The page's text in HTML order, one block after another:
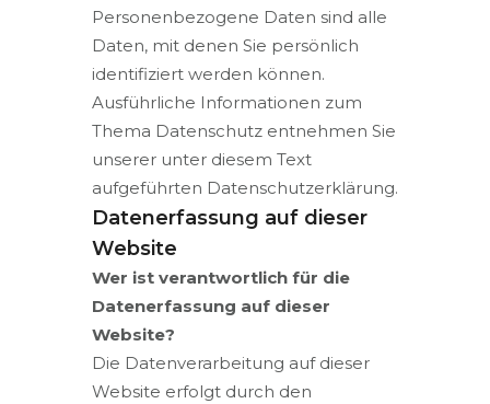
Personenbezogene Daten sind alle
Daten, mit denen Sie persönlich
identifiziert werden können.
Ausführliche Informationen zum
Thema Datenschutz entnehmen Sie
unserer unter diesem Text
aufgeführten Datenschutzerklärung.
Datenerfassung auf dieser
Website
Wer ist verantwortlich für die
Datenerfassung auf dieser
Website?
Die Datenverarbeitung auf dieser
Website erfolgt durch den